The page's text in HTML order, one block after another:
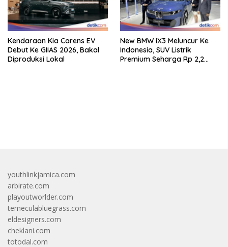
Kendaraan Kia Carens EV
Debut Ke GIIAS 2026, Bakal
Diproduksi Lokal
New BMW iX3 Meluncur Ke
Indonesia, SUV Listrik
Premium Seharga Rp 2,2
youthlinkjamica.com
arbirate.com
playoutworlder.com
temeculabluegrass.com
eldesigners.com
cheklani.com
totodal.com